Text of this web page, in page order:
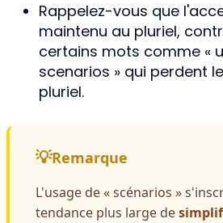
Rappelez-vous que
maintenu au pluriel,
certains mots comme «
scenarios » qui perdent
pluriel.
Remarque
L'usage de « scénarios »
tendance plus large de